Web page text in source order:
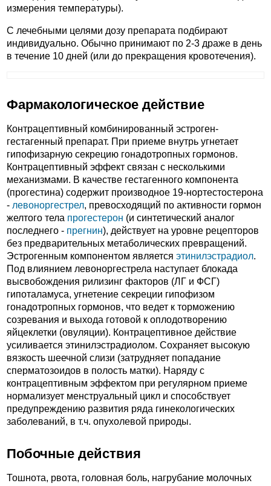
измерения температуры).
С лечебными целями дозу препарата подбирают
индивидуально. Обычно принимают по 2-3 драже в день
в течение 10 дней (или до прекращения кровотечения).
Фармакологическое действие
Контрацептивный комбинированный эстроген-
гестагенный препарат. При приеме внутрь угнетает
гипофизарную секрецию гонадотропных гормонов.
Контрацептивный эффект связан с несколькими
механизмами. В качестве гестагенного компонента
(прогестина) содержит производное 19-нортестостерона
- левоноргестрел, превосходящий по активности гормон
желтого тела прогестерон (и синтетический аналог
последнего - прегнин), действует на уровне рецепторов
без предварительных метаболических превращений.
Эстрогенным компонентом является этинилэстрадиол.
Под влиянием левоноргестрела наступает блокада
высвобождения рилизинг факторов (ЛГ и ФСГ)
гипоталамуса, угнетение секреции гипофизом
гонадотропных гормонов, что ведет к торможению
созревания и выхода готовой к оплодотворению
яйцеклетки (овуляции). Контрацептивное действие
усиливается этинилэстрадиолом. Сохраняет высокую
вязкость шеечной слизи (затрудняет попадание
сперматозоидов в полость матки). Наряду с
контрацептивным эффектом при регулярном приеме
нормализует менструальный цикл и способствует
предупреждению развития ряда гинекологических
заболеваний, в т.ч. опухолевой природы.
Побочные действия
Тошнота, рвота, головная боль, нагрубание молочных